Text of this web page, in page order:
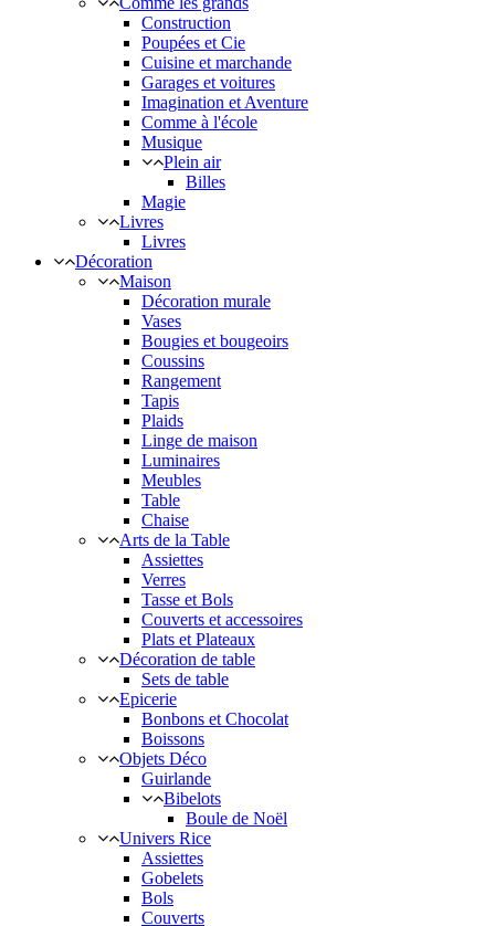
Construction
Poupées et Cie
Cuisine et marchande
Garages et voitures
Imagination et Aventure
Comme à l'école
Musique
Plein air
Billes
Magie
Livres
Livres
Décoration
Maison
Décoration murale
Vases
Bougies et bougeoirs
Coussins
Rangement
Tapis
Plaids
Linge de maison
Luminaires
Meubles
Table
Chaise
Arts de la Table
Assiettes
Verres
Tasse et Bols
Couverts et accessoires
Plats et Plateaux
Décoration de table
Sets de table
Epicerie
Bonbons et Chocolat
Boissons
Objets Déco
Guirlande
Bibelots
Boule de Noël
Univers Rice
Assiettes
Gobelets
Bols
Couverts